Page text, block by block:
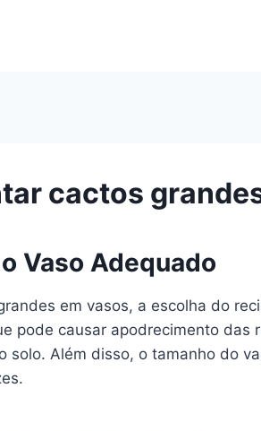
cactos
Vaso Adequado
em vasos, a escolha do
pode causar apodrecimento
solo. Além disso, o tamanho do